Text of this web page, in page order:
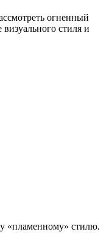
огненный
стиля и
«пламенному» стилю.